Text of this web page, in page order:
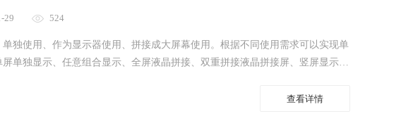
29 524
独使用、作为显示器使用、拼接成大屏幕使用。根据不同使用需求可以实现单
屏单独显示、任意组合显示、全屏液晶拼接、双重拼接液晶拼接屏、竖屏显示，
实时处理的百变大屏功能。
查看详情